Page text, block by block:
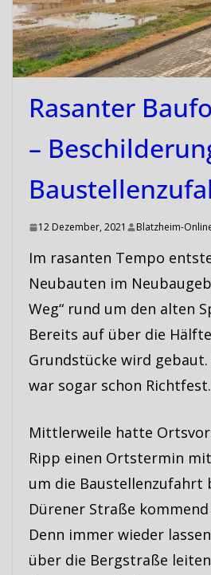
Rasanter
–
12 Dezember, 2021 Blatzheim-
Im rasanten Tempo
Neubauten im
Weg“ rund um den alten
Bereits auf über die
Grundstücke wird gebaut.
war sogar schon Richtfest.
Mittlerweile hatte
Ripp einen Ortstermin
um die Baustellenzufahrt
Dürener Straße
Denn immer wieder
über die Bergstraße